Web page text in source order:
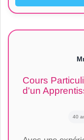
Cours
d'un
40